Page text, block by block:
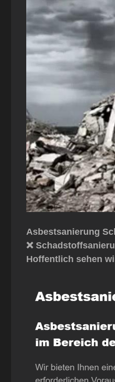
Asbestsanierung
❌
Hoffentlich sehen